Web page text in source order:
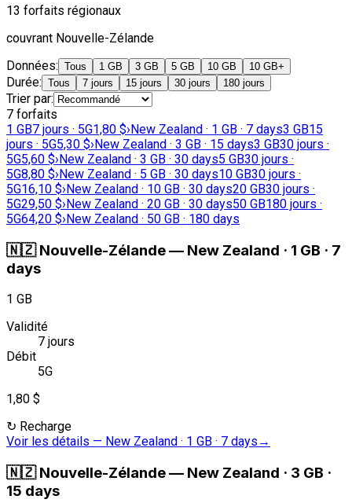
13 forfaits régionaux
couvrant Nouvelle-Zélande
Données: Tous 1 GB 3 GB 5 GB 10 GB 10 GB+
Durée: Tous 7 jours 15 jours 30 jours 180 jours
Trier par:
7 forfaits
1 GB7 jours · 5G1,80 $›New Zealand · 1 GB · 7 days3 GB15
jours · 5G5,30 $›New Zealand · 3 GB · 15 days3 GB30 jours ·
5G5,60 $›New Zealand · 3 GB · 30 days5 GB30 jours ·
5G8,80 $›New Zealand · 5 GB · 30 days10 GB30 jours ·
5G16,10 $›New Zealand · 10 GB · 30 days20 GB30 jours ·
5G29,50 $›New Zealand · 20 GB · 30 days50 GB180 jours ·
5G64,20 $›New Zealand · 50 GB · 180 days
🇳🇿 Nouvelle-Zélande— New Zealand · 1 GB · 7
days
1 GB
Validité
7 jours
Débit
5G
1,80 $
↻ Recharge
Voir les détails — New Zealand · 1 GB · 7 days →
🇳🇿 Nouvelle-Zélande— New Zealand · 3 GB ·
15 days